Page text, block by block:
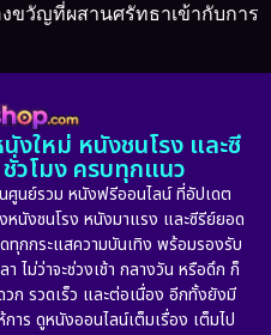
ขวัญที่ผสานศรัทธาเข้ากับการ
งใหม่ หนังชนโรง และซี
วโมง ครบทุกแนว
นย์รวม หนังฟรีออนไลน์ ที่อัปเดต
หนังชนโรง หนังมาแรง และซีรีย์ยอด
ทุกกระแสความบันเทิง พร้อมรองรับ
ไม่ว่าจะช่วงเช้า กลางวัน หรือดึก ก็
ก รวดเร็ว และต่อเนื่อง อีกทั้งยังมี
ร ดูหนังออนไลน์เต็มเรื่อง เต็มไป